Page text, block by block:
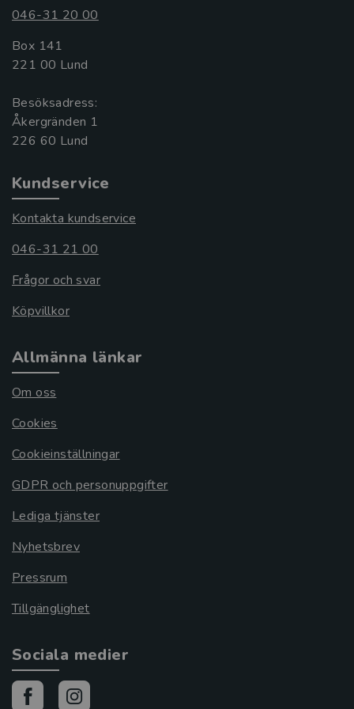
046-31 20 00
Box 141
221 00 Lund
Besöksadress:
Åkergränden 1
Kundservice
Kontakta kundservice
046-31 21 00
Frågor och svar
Köpvillkor
Allmänna länkar
Om oss
Cookies
Cookieinställningar
GDPR och personuppgifter
Lediga tjänster
Nyhetsbrev
Pressrum
Tillgänglighet
Sociala medier